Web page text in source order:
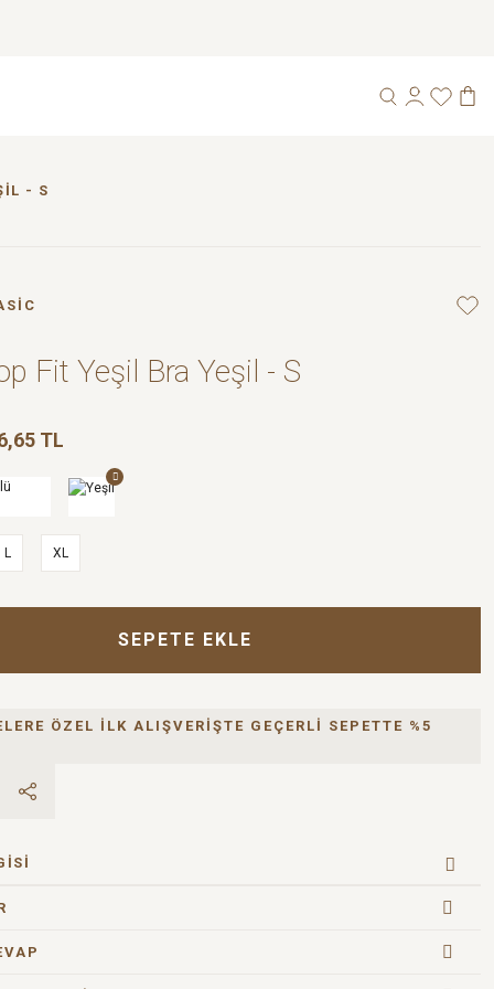
- S
Fit Yeşil Bra Yeşil - S
TL
L XL
SEPETE EKLE
ÖZEL İLK ALIŞVERİŞTE GEÇERLİ SEPETTE %5